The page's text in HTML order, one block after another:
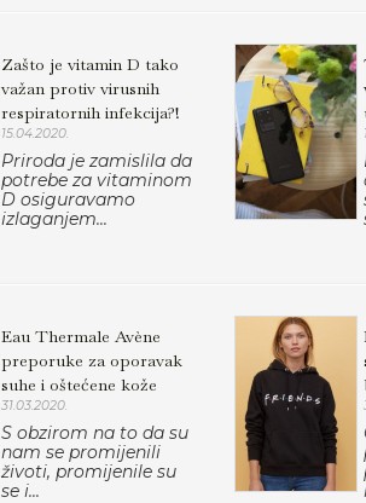
Zašto je vitamin D tako
važan protiv virusnih
respiratornih infekcija?!
15.04.2020.
Priroda je zamislila da
potrebe za vitaminom
D osiguravamo
izlaganjem...
Eau Thermale Avène
preporuke za oporavak
suhe i oštećene kože
31.03.2020.
S obzirom na to da su
nam se promijenili
životi, promijenile su
se i...